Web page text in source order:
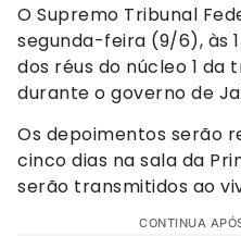
O Supremo Tribunal
segunda-feira (9/6), às
dos réus do núcleo 1
durante o governo de
Os depoimentos serão
cinco dias na sala da
serão transmitidos ao
CONTINUA